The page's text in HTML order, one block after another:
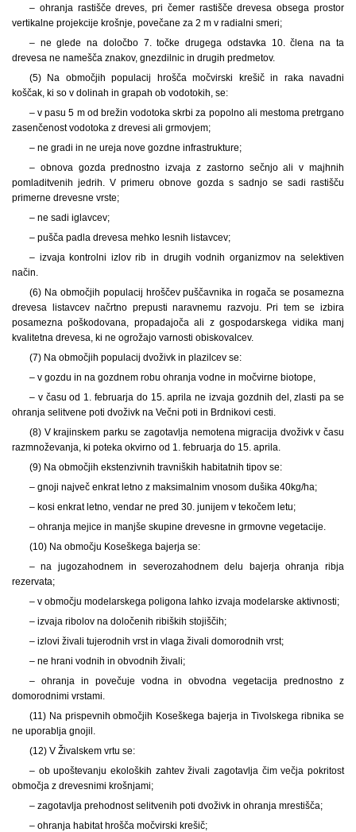
– ohranja rastišče dreves, pri čemer rastišče drevesa obsega prostor
vertikalne projekcije krošnje, povečane za 2 m v radialni smeri;
– ne glede na določbo 7. točke drugega odstavka 10. člena na ta
drevesa ne namešča znakov, gnezdilnic in drugih predmetov.
(5) Na območjih populacij hrošča močvirski krešič in raka navadni
koščak, ki so v dolinah in grapah ob vodotokih, se:
– v pasu 5 m od brežin vodotoka skrbi za popolno ali mestoma pretrgano
zasenčenost vodotoka z drevesi ali grmovjem;
– ne gradi in ne ureja nove gozdne infrastrukture;
– obnova gozda prednostno izvaja z zastorno sečnjo ali v majhnih
pomladitvenih jedrih. V primeru obnove gozda s sadnjo se sadi rastišču
primerne drevesne vrste;
– ne sadi iglavcev;
– pušča padla drevesa mehko lesnih listavcev;
– izvaja kontrolni izlov rib in drugih vodnih organizmov na selektiven
način.
(6) Na območjih populacij hroščev puščavnika in rogača se posamezna
drevesa listavcev načrtno prepusti naravnemu razvoju. Pri tem se izbira
posamezna poškodovana, propadajoča ali z gospodarskega vidika manj
kvalitetna drevesa, ki ne ogrožajo varnosti obiskovalcev.
(7) Na območjih populacij dvoživk in plazilcev se:
– v gozdu in na gozdnem robu ohranja vodne in močvirne biotope,
– v času od 1. februarja do 15. aprila ne izvaja gozdnih del, zlasti pa se
ohranja selitvene poti dvoživk na Večni poti in Brdnikovi cesti.
(8) V krajinskem parku se zagotavlja nemotena migracija dvoživk v času
razmnoževanja, ki poteka okvirno od 1. februarja do 15. aprila.
(9) Na območjih ekstenzivnih travniških habitatnih tipov se:
– gnoji največ enkrat letno z maksimalnim vnosom dušika 40kg/ha;
– kosi enkrat letno, vendar ne pred 30. junijem v tekočem letu;
– ohranja mejice in manjše skupine drevesne in grmovne vegetacije.
(10) Na območju Koseškega bajerja se:
– na jugozahodnem in severozahodnem delu bajerja ohranja ribja
rezervata;
– v območju modelarskega poligona lahko izvaja modelarske aktivnosti;
– izvaja ribolov na določenih ribiških stojiščih;
– izlovi živali tujerodnih vrst in vlaga živali domorodnih vrst;
– ne hrani vodnih in obvodnih živali;
– ohranja in povečuje vodna in obvodna vegetacija prednostno z
domorodnimi vrstami.
(11) Na prispevnih območjih Koseškega bajerja in Tivolskega ribnika se
ne uporablja gnojil.
(12) V Živalskem vrtu se:
– ob upoštevanju ekoloških zahtev živali zagotavlja čim večja pokritost
območja z drevesnimi krošnjami;
– zagotavlja prehodnost selitvenih poti dvoživk in ohranja mrestišča;
– ohranja habitat hrošča močvirski krešič;